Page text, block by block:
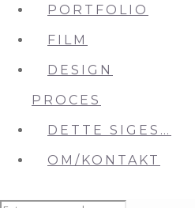
PORTFOLIO
FILM
DESIGN
PROCES
DETTE SIGES…
OM/KONTAKT